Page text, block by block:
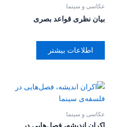
عکاسی و سینما
بیان نظری قواعد بصری
اطلاعات بیشتر
عکاسی و سینما